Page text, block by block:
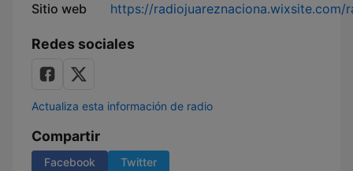
Sitio web https://radiojuareznaciona.wixsite.com/
Redes sociales
Actualiza esta información de radio
Compartir
Facebook Twitter